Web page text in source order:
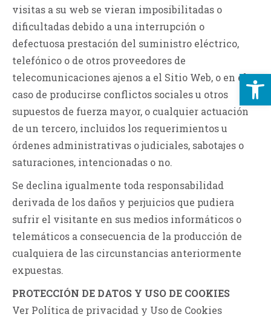
visitas a su web se vieran imposibilitadas o
dificultadas debido a una interrupción o
defectuosa prestación del suministro eléctrico,
telefónico o de otros proveedores de
telecomunicaciones ajenos a el Sitio Web, o en el
caso de producirse conflictos sociales u otros
supuestos de fuerza mayor, o cualquier actuación
de un tercero, incluidos los requerimientos u
órdenes administrativas o judiciales, sabotajes o
saturaciones, intencionadas o no.
Se declina igualmente toda responsabilidad
derivada de los daños y perjuicios que pudiera
sufrir el visitante en sus medios informáticos o
telemáticos a consecuencia de la producción de
cualquiera de las circunstancias anteriormente
expuestas.
PROTECCIÓN DE DATOS Y USO DE COOKIES
Ver Política de privacidad y Uso de Cookies